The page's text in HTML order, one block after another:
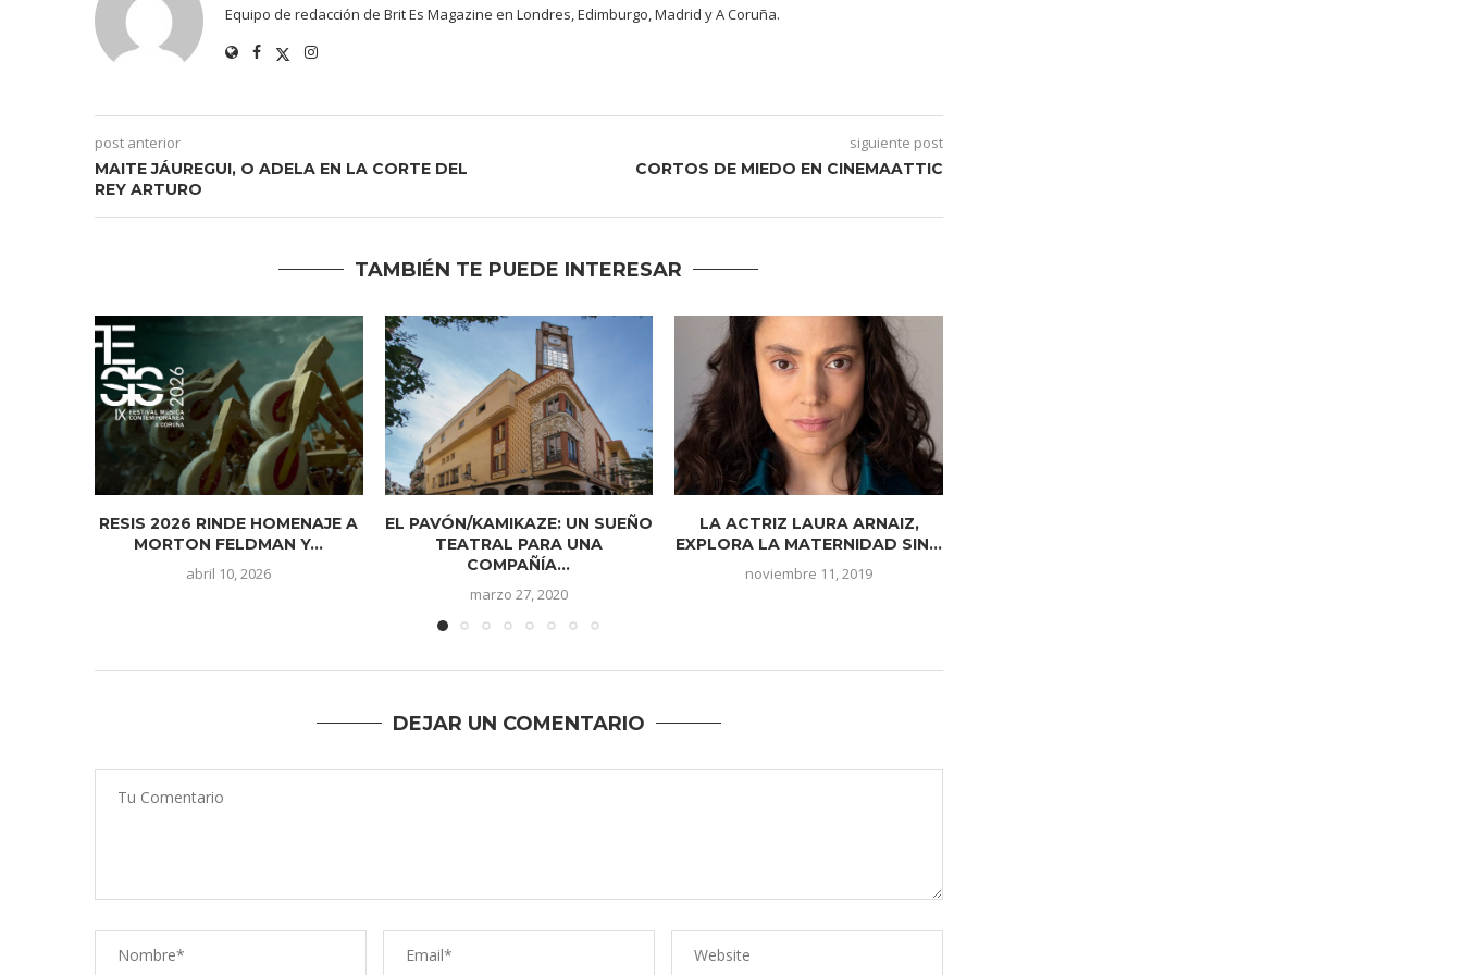
Equipo de redacción de Brit Es Magazine en Londres, Edimburgo, Madrid y A Coruña.
post anterior
MAITE JÁUREGUI, O ADELA EN LA CORTE DEL
REY ARTURO
siguiente post
CORTOS DE MIEDO EN CINEMAATTIC
TAMBIÉN TE PUEDE INTERESAR
RESIS 2026 RINDE HOMENAJE A
MORTON FELDMAN Y...
abril 10, 2026
EL PAVÓN/KAMIKAZE: UN SUEÑO
TEATRAL PARA UNA
COMPAÑÍA...
marzo 27, 2020
LA ACTRIZ LAURA ARNAIZ,
EXPLORA LA MATERNIDAD SIN...
noviembre 11, 2019
DEJAR UN COMENTARIO